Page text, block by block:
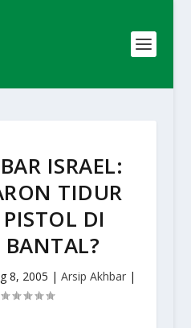
ISRAEL:
TIDUR
DI
8, 2005 |Arsip Akhbar |